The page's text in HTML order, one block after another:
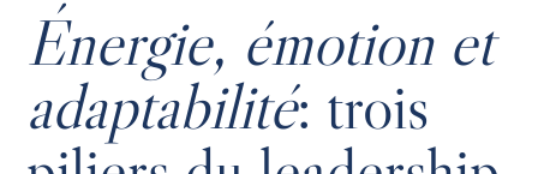
Énergie, émotion et
adaptabilité: trois